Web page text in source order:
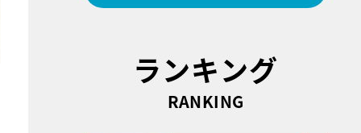
ランキング
RANKING